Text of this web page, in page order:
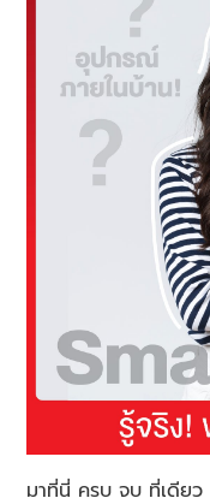
มาที่นี่ ครบ จบ ที่เดียว